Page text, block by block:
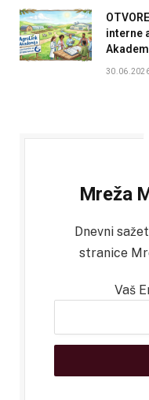
interne
Mreža
Dnevni
stranice
Vaš